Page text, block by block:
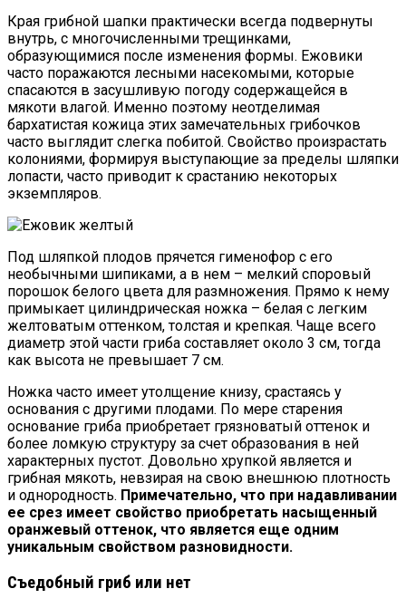
Края грибной шапки практически всегда подвернуты
внутрь, с многочисленными трещинками,
образующимися после изменения формы. Ежовики
часто поражаются лесными насекомыми, которые
спасаются в засушливую погоду содержащейся в
мякоти влагой. Именно поэтому неотделимая
бархатистая кожица этих замечательных грибочков
часто выглядит слегка побитой. Свойство произрастать
колониями, формируя выступающие за пределы шляпки
лопасти, часто приводит к срастанию некоторых
экземпляров.
Под шляпкой плодов прячется гименофор с его
необычными шипиками, а в нем – мелкий споровый
порошок белого цвета для размножения. Прямо к нему
примыкает цилиндрическая ножка – белая с легким
желтоватым оттенком, толстая и крепкая. Чаще всего
диаметр этой части гриба составляет около 3 см, тогда
как высота не превышает 7 см.
Ножка часто имеет утолщение книзу, срастаясь у
основания с другими плодами. По мере старения
основание гриба приобретает грязноватый оттенок и
более ломкую структуру за счет образования в ней
характерных пустот. Довольно хрупкой является и
грибная мякоть, невзирая на свою внешнюю плотность
и однородность. Примечательно, что при надавливании
ее срез имеет свойство приобретать насыщенный
оранжевый оттенок, что является еще одним
уникальным свойством разновидности.
Съедобный гриб или нет